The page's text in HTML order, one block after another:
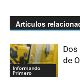
Artículos
Informando
Primero
de